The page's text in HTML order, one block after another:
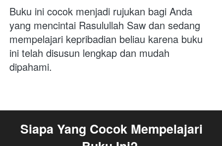
Buku ini cocok menjadi rujukan bagi Anda
yang mencintai Rasulullah Saw dan sedang
mempelajari kepribadian beliau karena buku
ini telah disusun lengkap dan mudah
dipahami.
Siapa Yang Cocok Mempelajari